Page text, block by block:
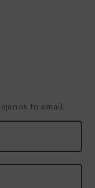
tu email.